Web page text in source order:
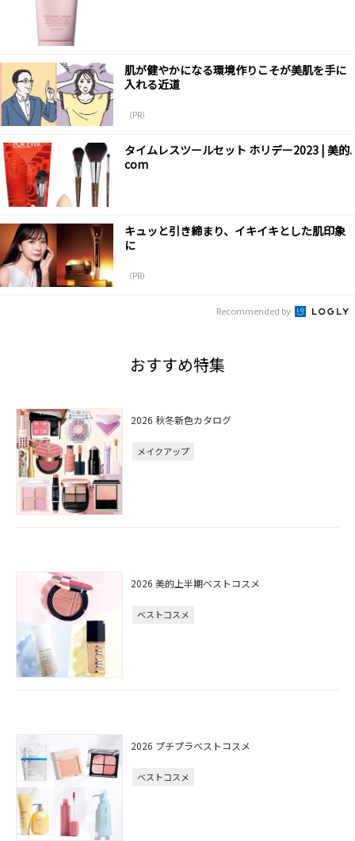
肌が健やかになる環境作りこそが美肌を手に
入れる近道
（PR）
タイムレスツールセット ホリデー2023 | 美的.
com
キュッと引き締まり、イキイキとした肌印象
に
（PR）
Recommended by
おすすめ特集
2026 秋冬新色カタログ
メイクアップ
2026 美的上半期ベストコスメ
ベストコスメ
2026 プチプラベストコスメ
ベストコスメ